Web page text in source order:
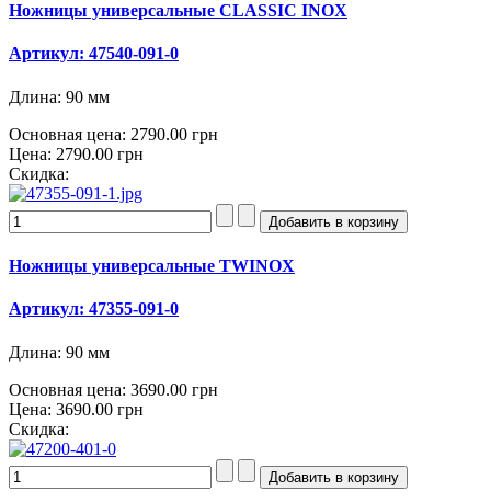
Ножницы универсальные CLASSIC INOX
Артикул: 47540-091-0
Длина: 90 мм
Основная цена: 2790.00 грн
Цена: 2790.00 грн
Скидка:
Ножницы универсальные TWINOX
Артикул: 47355-091-0
Длина: 90 мм
Основная цена: 3690.00 грн
Цена: 3690.00 грн
Скидка: